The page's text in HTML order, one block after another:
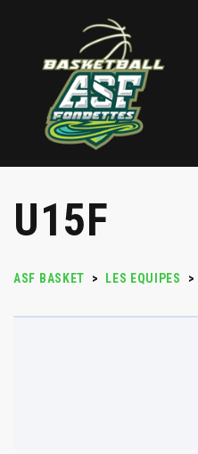
U15F
ASF BASKET > LES EQUIPES >